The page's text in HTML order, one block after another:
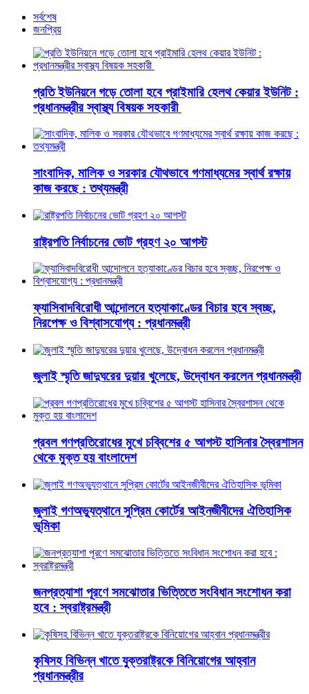
সর্বশেষ
জনপ্রিয়
প্রতি ইউনিয়নে গড়ে তোলা হবে প্রাইমারি হেলথ কেয়ার ইউনিট :
প্রধানমন্ত্রীর স্বাস্থ্য বিষয়ক সহকারী
সাংবাদিক, মালিক ও সরকার যৌথভাবে গণমাধ্যমের স্বার্থ রক্ষায়
কাজ করছে : তথ্যমন্ত্রী
রাষ্ট্রপতি নির্বাচনের ভোট গ্রহণ ২০ আগস্ট
ফ্যাসিবাদবিরোধী আন্দোলনে হত্যাকাণ্ডের বিচার হবে স্বচ্ছ,
নিরপেক্ষ ও বিশ্বাসযোগ্য : প্রধানমন্ত্রী
জুলাই স্মৃতি জাদুঘরের দুয়ার খুলেছে, উদ্বোধন করলেন প্রধানমন্ত্রী
প্রবল গণপ্রতিরোধের মুখে চব্বিশের ৫ আগস্ট হাসিনার স্বৈরশাসন
থেকে মুক্ত হয় বাংলাদেশ
জুলাই গণঅভ্যুত্থানে সুপ্রিম কোর্টের আইনজীবীদের ঐতিহাসিক
ভূমিকা
জনপ্রত্যাশা পূরণে সমঝোতার ভিত্তিতে সংবিধান সংশোধন করা
হবে : স্বরাষ্ট্রমন্ত্রী
কৃষিসহ বিভিন্ন খাতে যুক্তরাষ্ট্রকে বিনিয়োগের আহ্বান
প্রধানমন্ত্রীর